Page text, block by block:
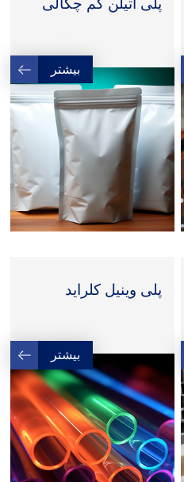
پلی اتیلن کم چگالی
بیشتر
پلی وینیل کلراید
بیشتر